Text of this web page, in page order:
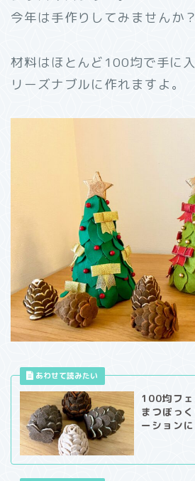
今年は手作りしてみませんか？
材料はほとんど100均で手に
リーズナブルに作れますよ。
100均フェ
まつぼっ
ーションに